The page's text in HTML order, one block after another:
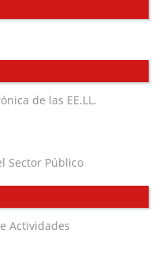
de las EE.LL.
Sector Público
Actividades